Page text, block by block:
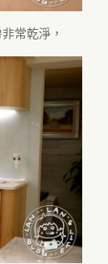
常乾淨，